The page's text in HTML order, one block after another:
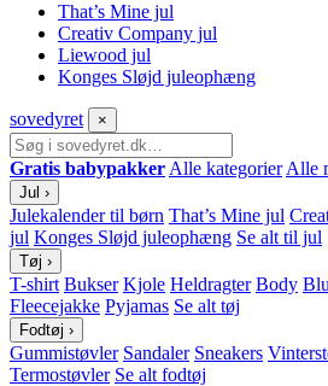
That’s Mine jul
Creativ Company jul
Liewood jul
Konges Sløjd juleophæng
sovedyret ×
Gratis babypakker Alle kategorier Alle
Jul ›
Julekalender til børn That’s Mine jul
jul Konges Sløjd juleophæng Se alt til jul
Tøj ›
T-shirt Bukser Kjole Heldragter Body
Fleecejakke Pyjamas Se alt tøj
Fodtøj ›
Gummistøvler Sandaler Sneakers
Termostøvler Se alt fodtøj